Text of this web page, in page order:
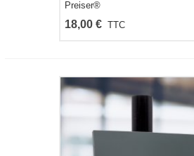
Preiser®
18,00 € TTC